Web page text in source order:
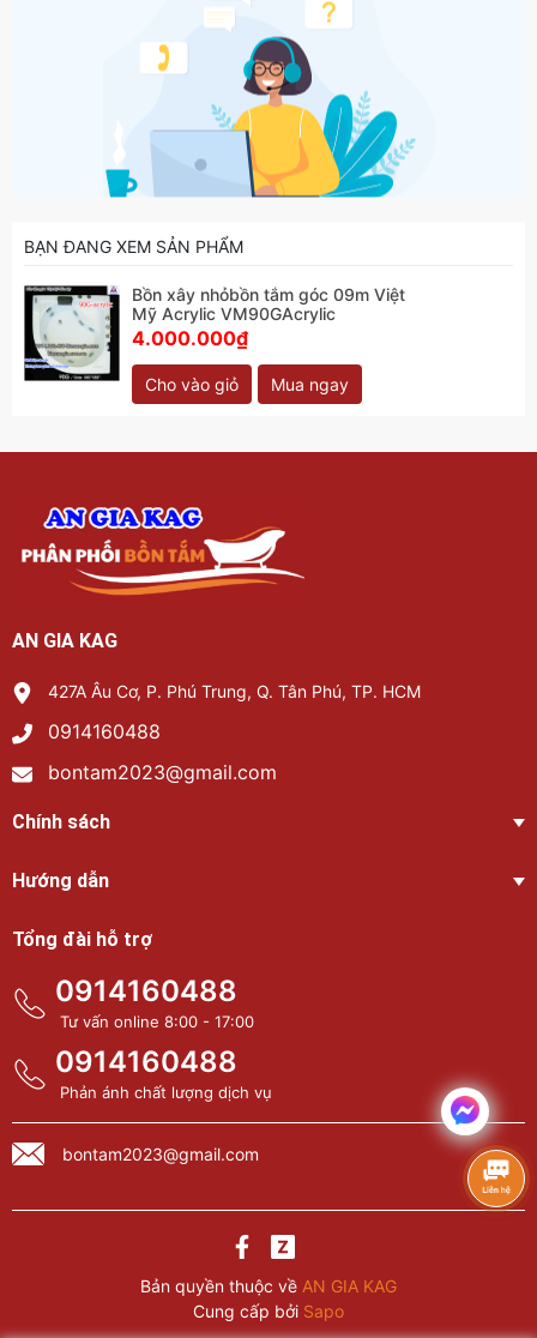
BẠN ĐANG XEM SẢN PHẨM
Bồn xây nhỏbồn tắm góc 09m Việt
Mỹ Acrylic VM90GAcrylic
4.000.000₫
Cho vào giỏ Mua ngay
AN GIA KAG
427A Âu Cơ, P. Phú Trung, Q. Tân Phú, TP. HCM
0914160488
bontam2023@gmail.com
Chính sách
Hướng dẫn
Tổng đài hỗ trợ
0914160488
Tư vấn online 8:00 - 17:00
0914160488
Phản ánh chất lượng dịch vụ
bontam2023@gmail.com
Bản quyền thuộc về AN GIA KAG
Cung cấp bởi Sapo